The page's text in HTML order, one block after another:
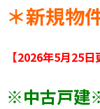
＊新規物
【2026年5月25日
※中古戸建